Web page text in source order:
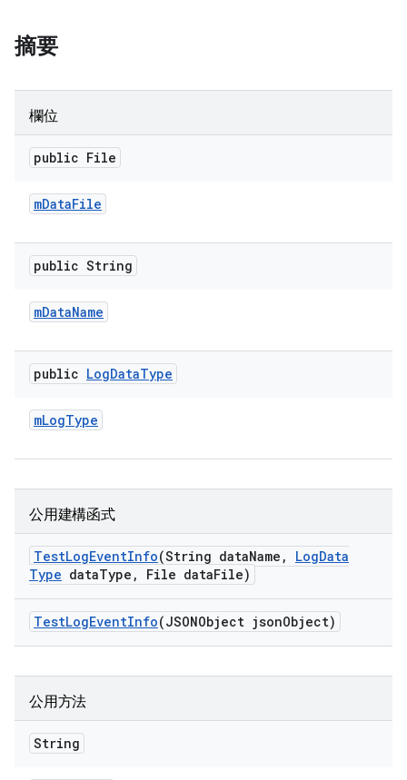
摘要
欄位
public File
mDataFile
public String
mDataName
public LogDataType
mLogType
公用建構函式
TestLogEventInfo(String dataName , LogData
Type dataType , File dataFile)
TestLogEventInfo(JSONObject jsonObject)
公用方法
String